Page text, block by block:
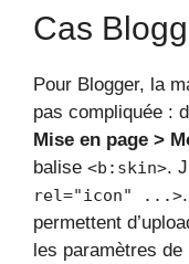
Cas
Pour Blogger, la
pas compliquée :
Mise en page >
balise <b:skin>.
rel="icon" ...>
permettent
les paramètres